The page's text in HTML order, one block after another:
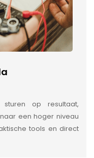
op resultaat,
een hoger niveau
tools en direct